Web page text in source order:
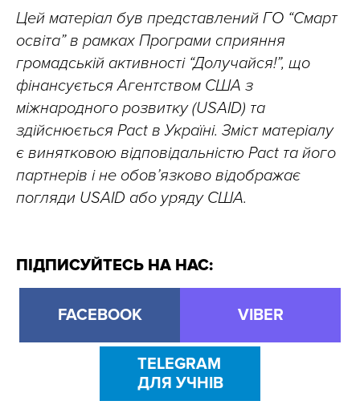
Цей матеріал був представлений ГО “Смарт
освіта” в рамках Програми сприяння
громадській активності “Долучайся!”, що
фінансується Агентством США з
міжнародного розвитку (USAID) та
здійснюється Pact в Україні. Зміст матеріалу
є винятковою відповідальністю Pact та його
партнерів і не обов’язково відображає
погляди USAID або уряду США.
ПІДПИСУЙТЕСЬ НА НАС:
FACEBOOK VIBER
TELEGRAM
ДЛЯ УЧНІВ